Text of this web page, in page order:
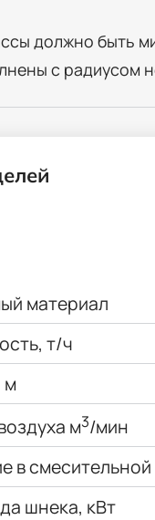
должно быть
с радиусом
материал
т/ч
м
м3/мин
в
шнека, кВт